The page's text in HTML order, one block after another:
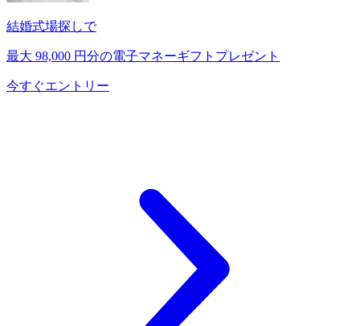
結婚式場探しで
最大 98,000 円分の電子マネーギフトプレゼント
今すぐエントリー